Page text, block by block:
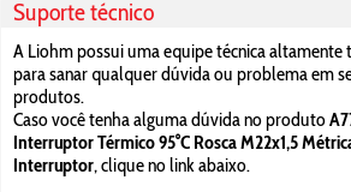
Suporte técnico
A Liohm possui uma equipe técnica altamente
para sanar qualquer dúvida ou problema em
produtos.
Caso você tenha alguma dúvida no produto
Interruptor Térmico 95°C Rosca M22x1,5
Interruptor, clique no link abaixo.